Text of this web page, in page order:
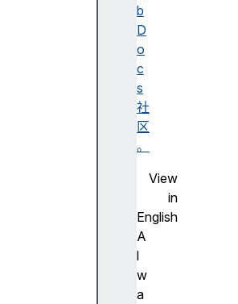
b
D
o
c
s
社
区
。
View
in
English
A
l
w
a